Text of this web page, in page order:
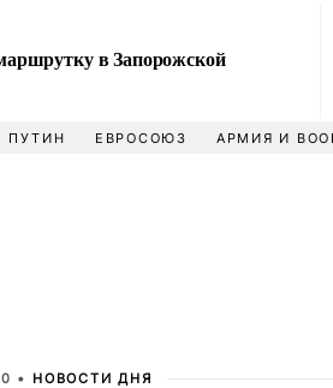
в Запорожской
ПУТИН ЕВРОСОЮЗ АРМИЯ И
• НОВОСТИ ДНЯ